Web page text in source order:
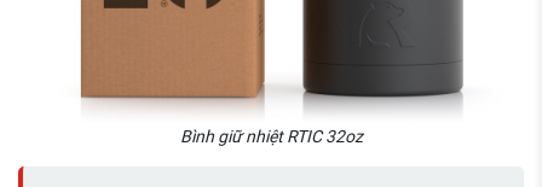
Bình giữ nhiệt RTIC 32oz